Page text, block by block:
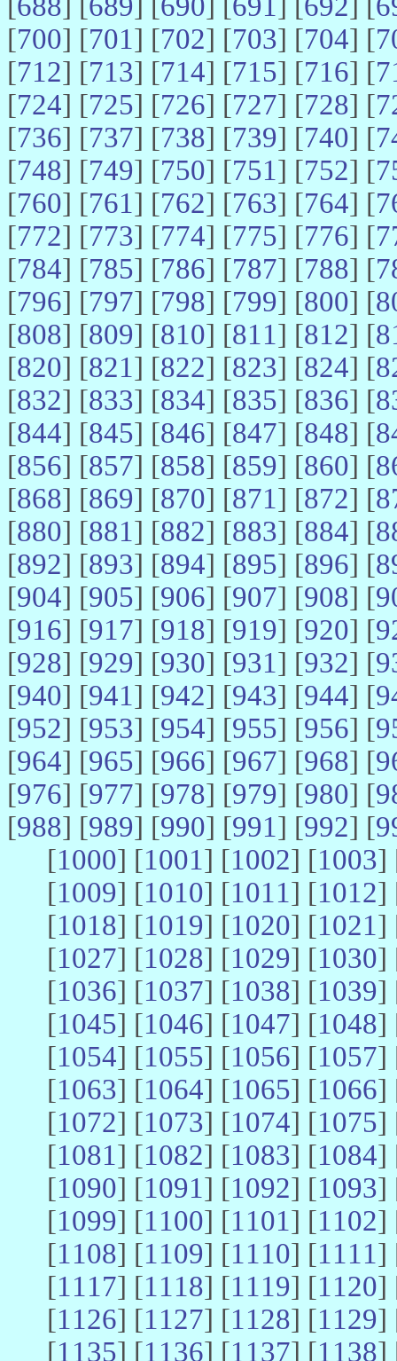
[700] [701] [702] [703] [704] [
[712] [713] [714] [715] [716] [
[724] [725] [726] [727] [728] [
[736] [737] [738] [739] [740] [
[748] [749] [750] [751] [752] [
[760] [761] [762] [763] [764] [
[772] [773] [774] [775] [776] [
[784] [785] [786] [787] [788] [
[796] [797] [798] [799] [800] [
[808] [809] [810] [811] [812] [
[820] [821] [822] [823] [824] [
[832] [833] [834] [835] [836] [
[844] [845] [846] [847] [848] [
[856] [857] [858] [859] [860] [
[868] [869] [870] [871] [872] [
[880] [881] [882] [883] [884] [
[892] [893] [894] [895] [896] [
[904] [905] [906] [907] [908] [
[916] [917] [918] [919] [920] [
[928] [929] [930] [931] [932] [
[940] [941] [942] [943] [944] [
[952] [953] [954] [955] [956] [
[964] [965] [966] [967] [968] [
[976] [977] [978] [979] [980] [
[988] [989] [990] [991] [992] [
[1000] [1001] [1002] [1003]
[1009] [1010] [1011] [1012]
[1018] [1019] [1020] [1021]
[1027] [1028] [1029] [1030]
[1036] [1037] [1038] [1039]
[1045] [1046] [1047] [1048]
[1054] [1055] [1056] [1057]
[1063] [1064] [1065] [1066]
[1072] [1073] [1074] [1075]
[1081] [1082] [1083] [1084]
[1090] [1091] [1092] [1093]
[1099] [1100] [1101] [1102]
[1108] [1109] [1110] [1111]
[1117] [1118] [1119] [1120]
[1126] [1127] [1128] [1129]
[1135] [1136] [1137] [1138]